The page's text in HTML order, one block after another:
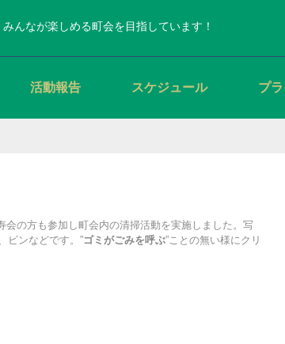
みんなが楽しめる町会を目指しています！
活動報告 スケジュール プ
の方も参加し町会内の清掃活動を実施しました。写
ビンなどです。”ゴミがごみを呼ぶ”ことの無い様にクリ